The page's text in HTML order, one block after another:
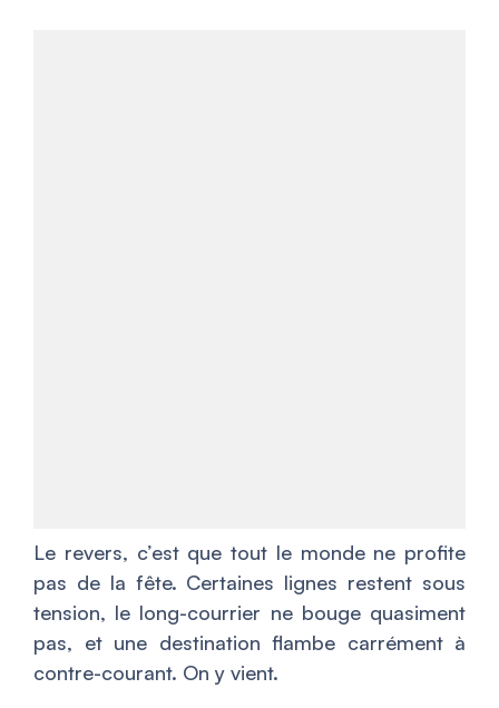
Le revers, c’est que tout le monde ne profite
pas de la fête. Certaines lignes restent sous
tension, le long-courrier ne bouge quasiment
pas, et une destination flambe carrément à
contre-courant. On y vient.